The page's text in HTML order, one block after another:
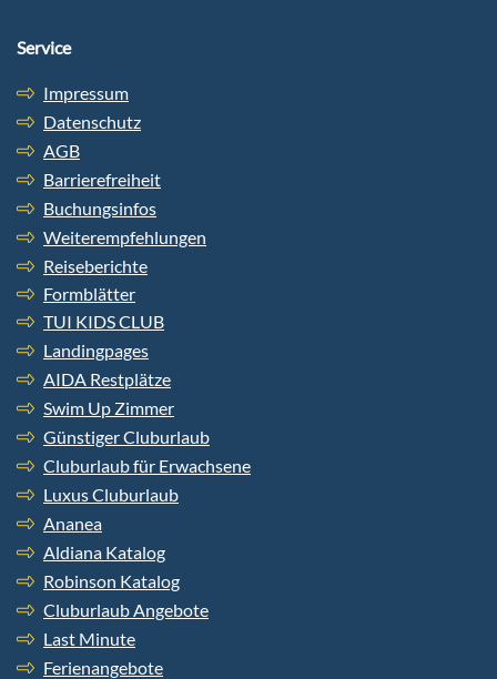
Service
Impressum
Datenschutz
AGB
Barrierefreiheit
Buchungsinfos
Weiterempfehlungen
Reiseberichte
Formblätter
TUI KIDS CLUB
Landingpages
AIDA Restplätze
Swim Up Zimmer
Günstiger Cluburlaub
Cluburlaub für Erwachsene
Luxus Cluburlaub
Ananea
Aldiana Katalog
Robinson Katalog
Cluburlaub Angebote
Last Minute
Ferienangebote